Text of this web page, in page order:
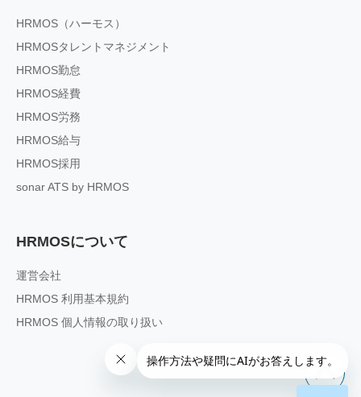
HRMOS（ハーモス）
HRMOSタレントマネジメント
HRMOS勤怠
HRMOS経費
HRMOS労務
HRMOS給与
HRMOS採用
sonar ATS by HRMOS
HRMOSについて
運営会社
HRMOS 利用基本規約
HRMOS 個人情報の取り扱い